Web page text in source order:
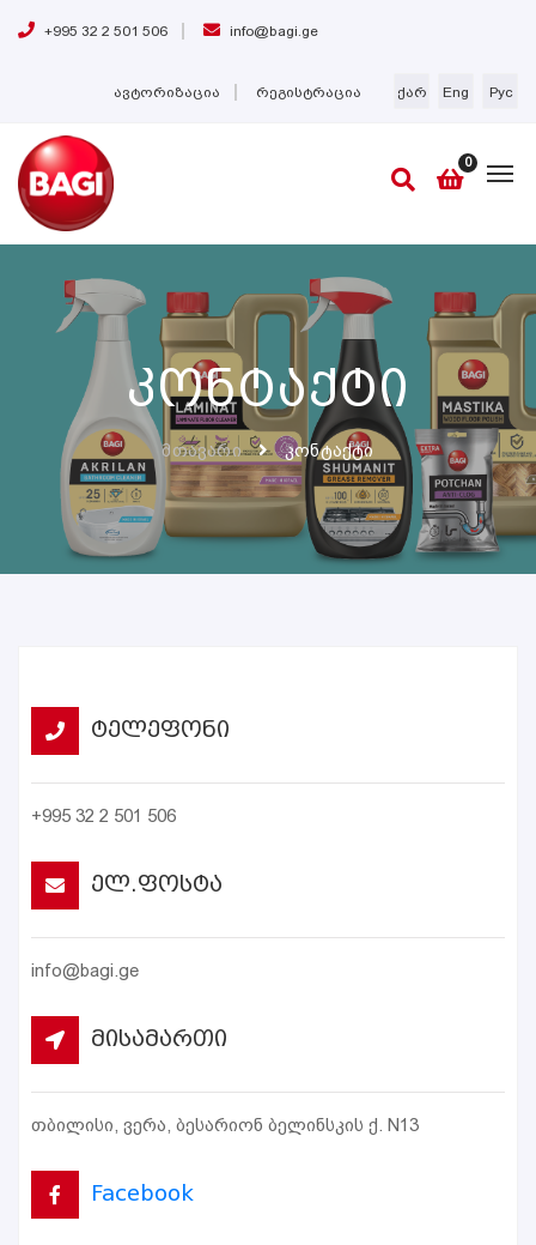
+995 32 2 501 506 info@bagi.ge
ქარ Eng Рус
ავტორიზაცია რეგისტრაცია
0
Კონტაქტი
Მთავარი Კონტაქტი
Ტელეფონი
+995 32 2 501 506
Ელ.ფოსტა
info@bagi.ge
Მისამართი
თბილისი, ვერა, ბესარიონ ბელინსკის ქ. N13
Facebook